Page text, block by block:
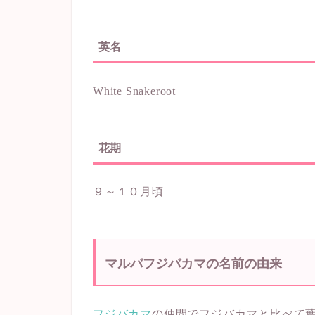
英名
White Snakeroot
花期
９～１０月頃
マルバフジバカマの名前の由来